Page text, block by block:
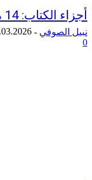
14 مارس 2026
-
14.03.2026